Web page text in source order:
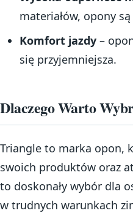
materiałów, opony
Komfort jazdy–
się przyjemniejsza.
Dlaczego Warto
Triangle to marka opon,
swoich produktów oraz
to doskonały wybór dla
w trudnych warunkach